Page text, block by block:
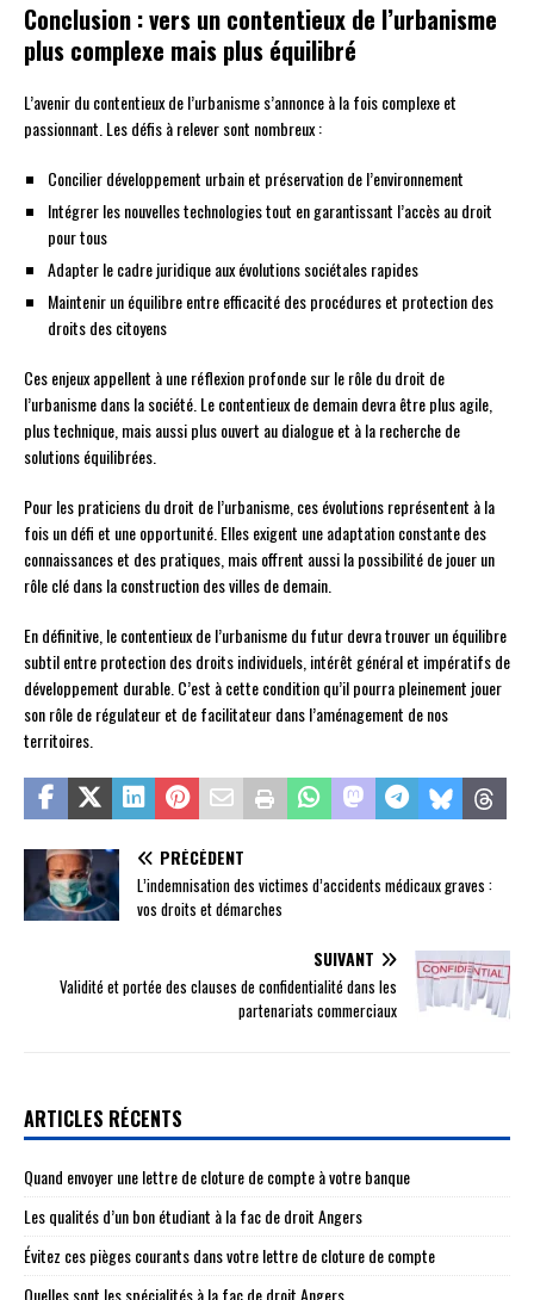
Conclusion : vers un contentieux de l’urbanisme
plus complexe mais plus équilibré
L’avenir du contentieux de l’urbanisme s’annonce à la fois complexe et
passionnant. Les défis à relever sont nombreux :
Concilier développement urbain et préservation de l’environnement
Intégrer les nouvelles technologies tout en garantissant l’accès au droit
pour tous
Adapter le cadre juridique aux évolutions sociétales rapides
Maintenir un équilibre entre efficacité des procédures et protection des
droits des citoyens
Ces enjeux appellent à une réflexion profonde sur le rôle du droit de
l’urbanisme dans la société. Le contentieux de demain devra être plus agile,
plus technique, mais aussi plus ouvert au dialogue et à la recherche de
solutions équilibrées.
Pour les praticiens du droit de l’urbanisme, ces évolutions représentent à la
fois un défi et une opportunité. Elles exigent une adaptation constante des
connaissances et des pratiques, mais offrent aussi la possibilité de jouer un
rôle clé dans la construction des villes de demain.
En définitive, le contentieux de l’urbanisme du futur devra trouver un équilibre
subtil entre protection des droits individuels, intérêt général et impératifs de
développement durable. C’est à cette condition qu’il pourra pleinement jouer
son rôle de régulateur et de facilitateur dans l’aménagement de nos
territoires.
PRÉCÉDENT
L’indemnisation des victimes d’accidents médicaux graves :
vos droits et démarches
SUIVANT
Validité et portée des clauses de confidentialité dans les
partenariats commerciaux
ARTICLES RÉCENTS
Quand envoyer une lettre de cloture de compte à votre banque
Les qualités d’un bon étudiant à la fac de droit Angers
Évitez ces pièges courants dans votre lettre de cloture de compte